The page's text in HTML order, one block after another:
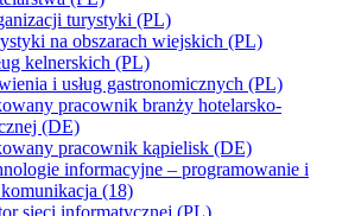
turystyki (PL)
na obszarach wiejskich (PL)
kelnerskich (PL)
i usług gastronomicznych (PL)
pracownik branży hotelarsko-
(DE)
pracownik kąpielisk (DE)
informacyjne – programowanie i
(18)
sieci informatycznej (PL)